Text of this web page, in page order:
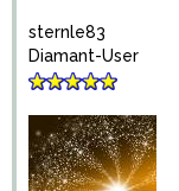
sternle83
Diamant-User